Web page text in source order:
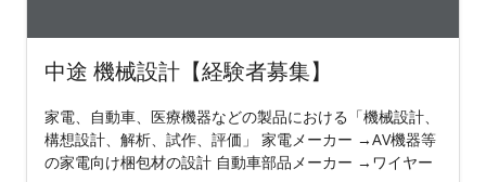
中途 機械設計【経験者募集】
家電、自動車、医療機器などの製品における「機械設計、
構想設計、解析、試作、評価」 家電メーカー →AV機器等
の家電向け梱包材の設計 自動車部品メーカー →ワイヤー